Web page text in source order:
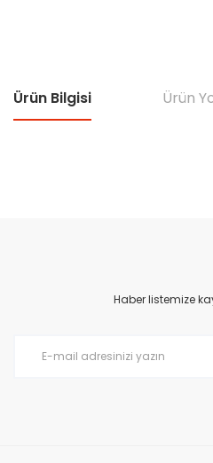
Ürün Bilgisi Ürün
Ürün resmi kalitesiz, bozuk
Ürün açıklamasında eksik
Haber listemize